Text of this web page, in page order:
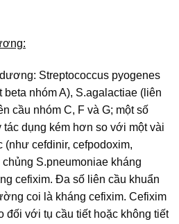
Streptococcus pyogenes
beta nhóm A), S.agalactiae (liên
cầu nhóm C, F và G; một số
dụng kém hơn so với một vài
(như cefdinir, cefpodoxim,
S.pneumoniae kháng
cefixim. Đa số liên cầu khuẩn
coi là kháng cefixim. Cefixim
đối với tụ cầu tiết hoặc không tiết